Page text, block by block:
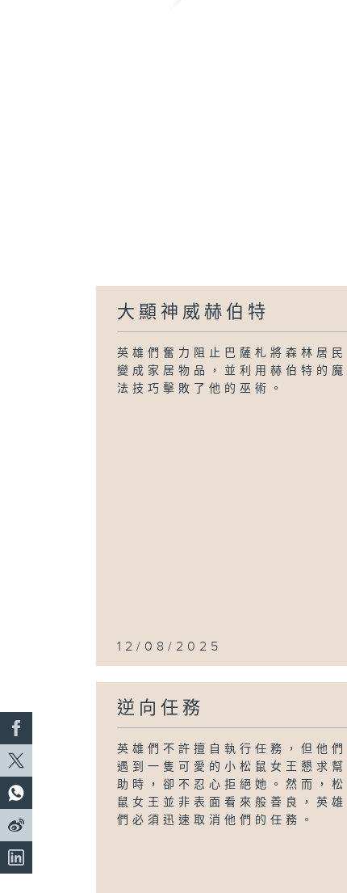
大顯神威赫伯特
英雄們奮力阻止巴薩札將森林居民
變成家居物品，並利用赫伯特的魔
法技巧擊敗了他的巫術。
12/08/2025
逆向任務
英雄們不許擅自執行任務，但他們
遇到一隻可愛的小松鼠女王懇求幫
助時，卻不忍心拒絕她。然而，松
鼠女王並非表面看來般善良，英雄
們必須迅速取消他們的任務。